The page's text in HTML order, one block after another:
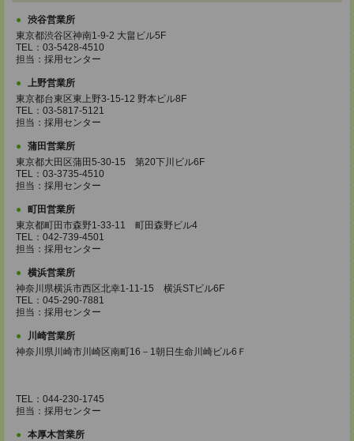
渋谷営業所
東京都渋谷区神南1-9-2 大畠ビル5F
TEL：03-5428-4510
担当：採用センター
上野営業所
東京都台東区東上野3-15-12 野本ビル8F
TEL：03-5817-5121
担当：採用センター
蒲田営業所
東京都大田区蒲田5-30-15 第20下川ビル6F
TEL：03-3735-4510
担当：採用センター
町田営業所
東京都町田市森野1-33-11 町田森野ビル4
TEL：042-739-4501
担当：採用センター
横浜営業所
神奈川県横浜市西区北幸1-11-15 横浜STビル6F
TEL：045-290-7881
担当：採用センター
川崎営業所
神奈川県川崎市川崎区南町16－1朝日生命川崎ビル6Ｆ
TEL：044-230-1745
担当：採用センター
本厚木営業所